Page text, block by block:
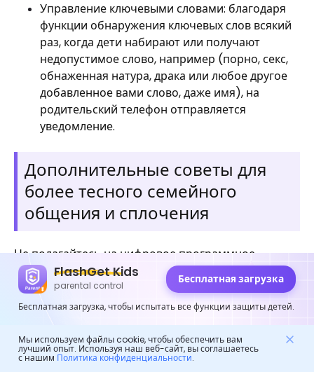
Управление ключевыми словами: благодаря
функции обнаружения ключевых слов всякий
раз, когда дети набирают или получают
недопустимое слово, например (порно, секс,
обнаженная натура, драка или любое другое
добавленное вами слово, даже имя), на
родительский телефон отправляется
уведомление.
Дополнительные советы для
более тесного семейного
общения и сплочения
Не полагайтесь на цифровое программное
обеспечение для общения; вот и мы, собираем
несколько действенных советов, которые помощь
улучшить семейное общение и сплочение.
Вы должны уделять время своей семье не
менее 10 минут в день, в течение которых вы
FlashGet Kids
parental control
Бесплатная загрузка
Бесплатная загрузка, чтобы испытать все функции защиты детей.
Мы используем файлы cookie, чтобы обеспечить вам
лучший опыт. Используя наш веб-сайт, вы соглашаетесь
с нашим Политика конфиденциальности.